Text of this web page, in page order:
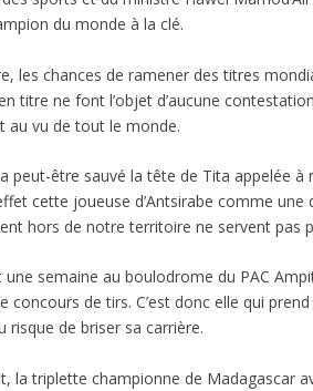
du monde à la clé.
les chances de ramener des titres
titre ne font l’objet d’aucune
au vu de tout le monde.
a peut-être sauvé la tête de Tita appelée
cette joueuse d’Antsirabe comme
hors de notre territoire ne servent pas
une semaine au boulodrome du PAC
concours de tirs. C’est donc elle qui
risque de briser sa carrière.
la triplette championne de Madagascar